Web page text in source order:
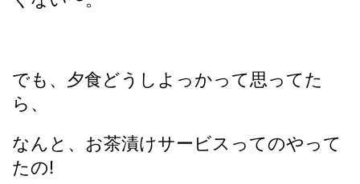
でも、夕食どうしよっかって思ってた
ら、
なんと、お茶漬けサービスってのやって
たの!